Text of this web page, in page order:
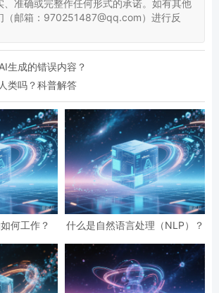
、准确或完整作任何形式的承诺。如有其他
（邮箱：970251487@qq.com）进行反
生成的错误内容？
类吗？科普解答
何工作？ 什么是自然语言处理（NLP）？